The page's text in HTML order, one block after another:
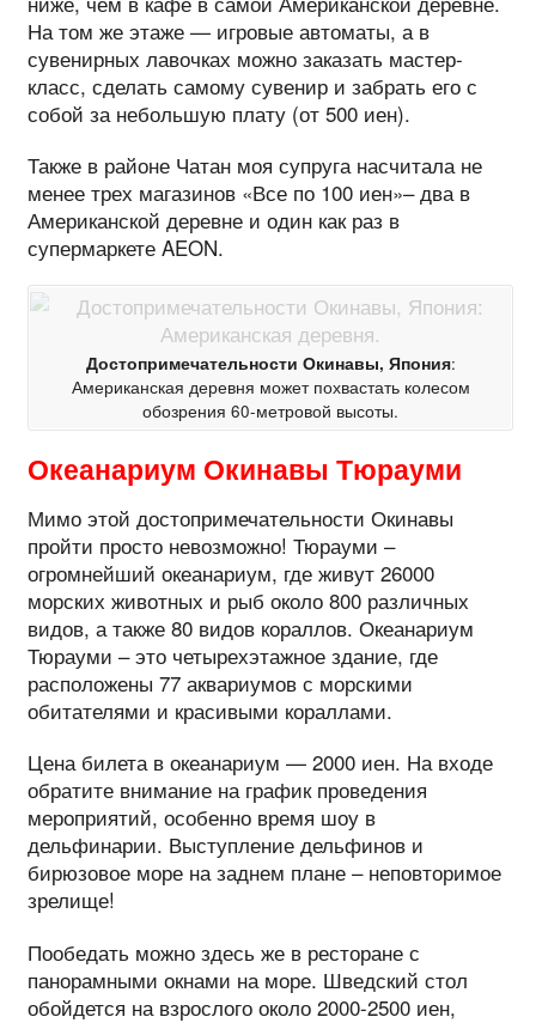
На том же этаже — игровые автоматы, а в
сувенирных лавочках можно заказать мастер-
класс, сделать самому сувенир и забрать его с
собой за небольшую плату (от 500 иен).
Также в районе Чатан моя супруга насчитала не
менее трех магазинов «Все по 100 иен»– два в
Американской деревне и один как раз в
супермаркете AEON.
Достопримечательности Окинавы, Япония:
Американская деревня может похвастать колесом
обозрения 60-метровой высоты.
Океанариум Окинавы Тюрауми
Мимо этой достопримечательности Окинавы
пройти просто невозможно! Тюрауми –
огромнейший океанариум, где живут 26000
морских животных и рыб около 800 различных
видов, а также 80 видов кораллов. Океанариум
Тюрауми – это четырехэтажное здание, где
расположены 77 аквариумов с морскими
обитателями и красивыми кораллами.
Цена билета в океанариум — 2000 иен. На входе
обратите внимание на график проведения
мероприятий, особенно время шоу в
дельфинарии. Выступление дельфинов и
бирюзовое море на заднем плане – неповторимое
зрелище!
Пообедать можно здесь же в ресторане с
панорамными окнами на море. Шведский стол
обойдется на взрослого около 2000-2500 иен,